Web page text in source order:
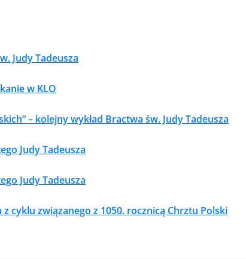
Judy Tadeusza
w KLO
– kolejny wykład Bractwa św. Judy Tadeusza
Judy Tadeusza
Judy Tadeusza
cyklu związanego z 1050. rocznicą Chrztu Polski